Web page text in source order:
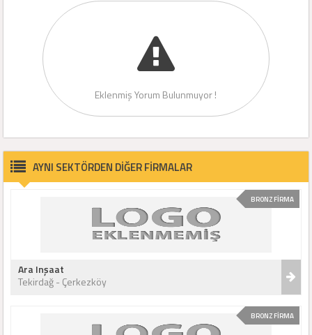
Eklenmiş Yorum Bulunmuyor !
AYNI SEKTÖRDEN DİĞER FİRMALAR
BRONZ FİRMA
Ara Inşaat
Tekirdağ - Çerkezköy
BRONZ FİRMA